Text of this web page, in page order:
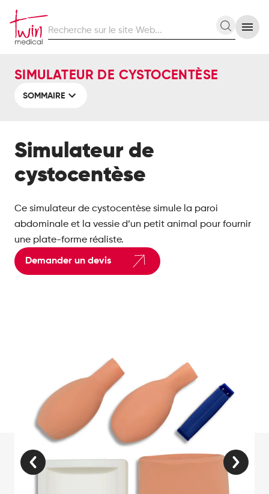
sur
Web
SIMULATEUR DE CYSTOCENTÈSE
SOMMAIRE
Simulateur de
cystocentèse
Ce simulateur de cystocentèse simule la paroi
abdominale et la vessie d’un petit animal pour fournir
une plate-forme réaliste.
Demander un devis